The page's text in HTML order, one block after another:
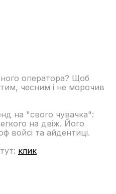
оператора? Щоб
чесним і не морочив
на "свого чувачка":
на двіж. Його
войсі та айдентиці.
клик